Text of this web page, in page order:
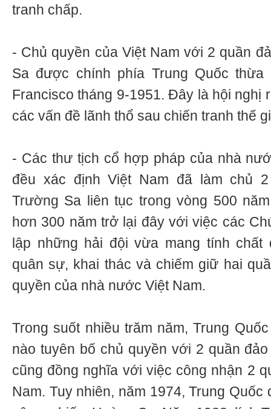
tranh chấp.
- Chủ quyền của Việt Nam với 2 quần
Sa được chính phía Trung Quốc
Francisco tháng 9-1951. Đây là hội nghị
các vấn đề lãnh thổ sau chiến tranh thế
- Các thư tịch cổ hợp pháp của nhà
đều xác định Việt Nam đã làm chủ
Trường Sa liên tục trong vòng 500
hơn 300 năm trở lại đây với việc các
lập những hải đội vừa mang tính
quân sự, khai thác và chiếm giữ hai
quyền của nhà nước Việt Nam.
Trong suốt nhiều trăm năm, Trung
nào tuyên bố chủ quyền với 2 quần
cũng đồng nghĩa với việc công nhận 2
Nam. Tuy nhiên, năm 1974, Trung